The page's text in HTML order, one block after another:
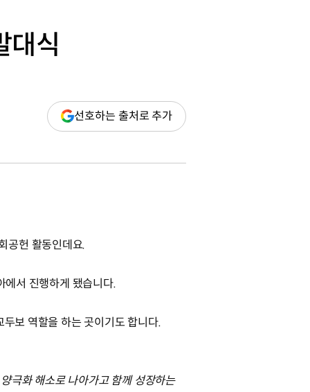
대식
선호하는 출처로 추가(새
창
공헌 활동인데요.
서 진행하게 됐습니다.
보 역할을 하는 곳이기도 합니다.
극화 해소로 나아가고 함께 성장하는